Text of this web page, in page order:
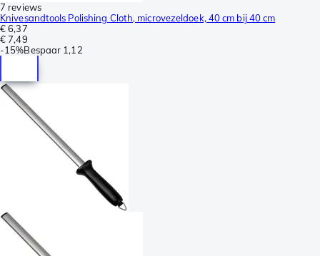
7 reviews
Knivesandtools Polishing Cloth, microvezeldoek, 40 cm bij 40 cm
€ 6,37
€ 7,49
-15%Bespaar 1,12